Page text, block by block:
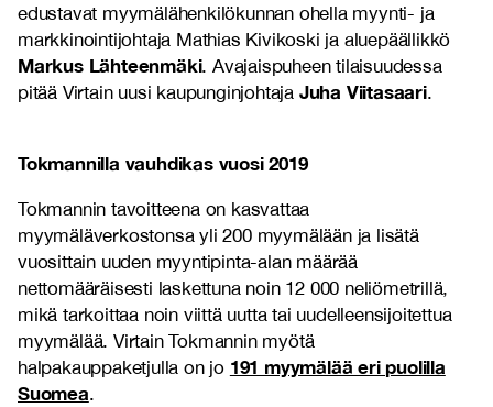
edustavat myymälähenkilökunnan ohella myynti- ja
markkinointijohtaja Mathias Kivikoski ja aluepäällikkö
Markus Lähteenmäki. Avajaispuheen tilaisuudessa
pitää Virtain uusi kaupunginjohtaja Juha Viitasaari.
Tokmannilla vauhdikas vuosi 2019
Tokmannin tavoitteena on kasvattaa
myymäläverkostonsa yli 200 myymälään ja lisätä
vuosittain uuden myyntipinta-alan määrää
nettomääräisesti laskettuna noin 12 000 neliömetrillä,
mikä tarkoittaa noin viittä uutta tai uudelleensijoitettua
myymälää. Virtain Tokmannin myötä
halpakauppaketjulla on jo 191 myymälää eri puolilla
Suomea.